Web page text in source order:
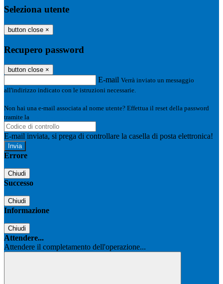
Seleziona utente
button close ×
Recupero password
button close ×
E-mail Verrà inviato un messaggio
all'indirizzo indicato con le istruzioni necessarie.
Non hai una e-mail associata al nome utente? Effettua il reset della password
tramite la
E-mail inviata, si prega di controllare la casella di posta elettronica!
Errore
Chiudi
Successo
Chiudi
Informazione
Chiudi
Attendere...
Attendere il completamento dell'operazione...